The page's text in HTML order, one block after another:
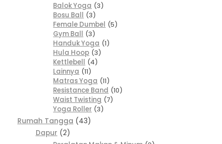
Balok Yoga 3
Bosu Ball 3
Female Dumbel 5
Gym Ball 3
Handuk Yoga 1
Hula Hoop 3
Kettlebell 4
Lainnya 11
Matras Yoga 11
Resistance Band 10
Waist Twisting 7
Yoga Roller 3
Rumah Tangga 43
Dapur
2